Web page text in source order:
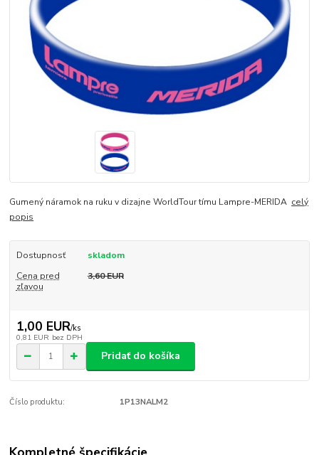
Gumený náramok na ruku v dizajne WorldTour tímu Lampre-MERIDA celý
popis
Dostupnosť
skladom
Cena pred
zľavou
3,60 EUR
1,00 EUR/ks
0,81 EUR bez DPH
Pridať do košíka
Číslo produktu: 1P13NALM2